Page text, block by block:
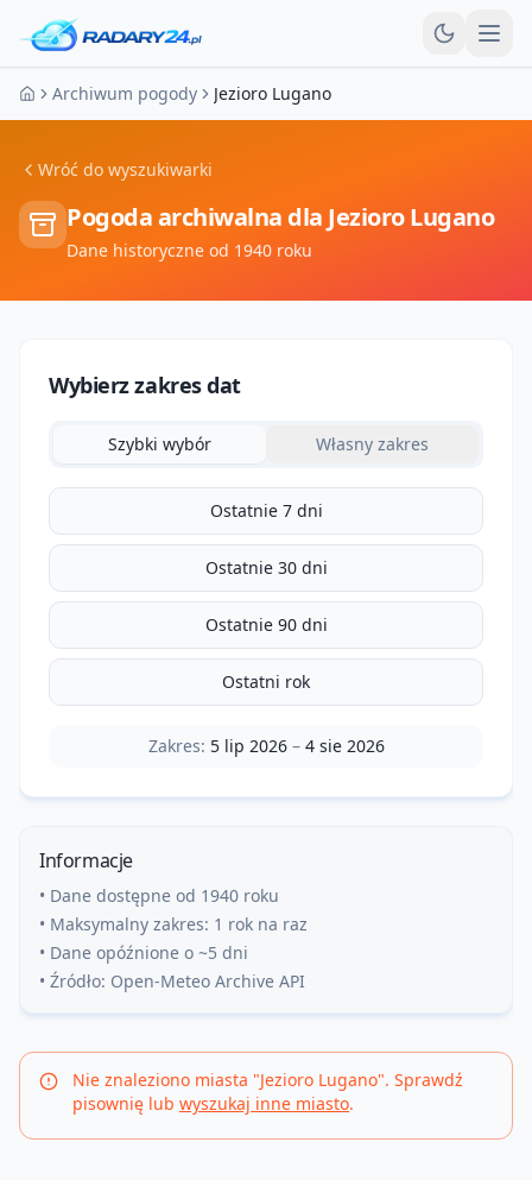
Strona główna
Archiwum pogody Jezioro Lugano
Wróć do wyszukiwarki
Pogoda archiwalna dla Jezioro Lugano
Dane historyczne od 1940 roku
Wybierz zakres dat
Szybki wybór Własny zakres
Ostatnie 7 dni
Ostatnie 30 dni
Ostatnie 90 dni
Ostatni rok
Zakres: 5 lip 2026– 4 sie 2026
Informacje
• Dane dostępne od 1940 roku
• Maksymalny zakres: 1 rok na raz
• Dane opóźnione o ~5 dni
• Źródło: Open-Meteo Archive API
Nie znaleziono miasta "Jezioro Lugano". Sprawdź
pisownię lub wyszukaj inne miasto.